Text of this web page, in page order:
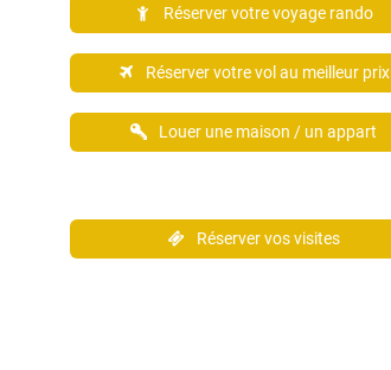
Réserver votre voyage rando
Réserver votre vol au meilleur prix
Louer une maison / un appart
Réserver vos visites